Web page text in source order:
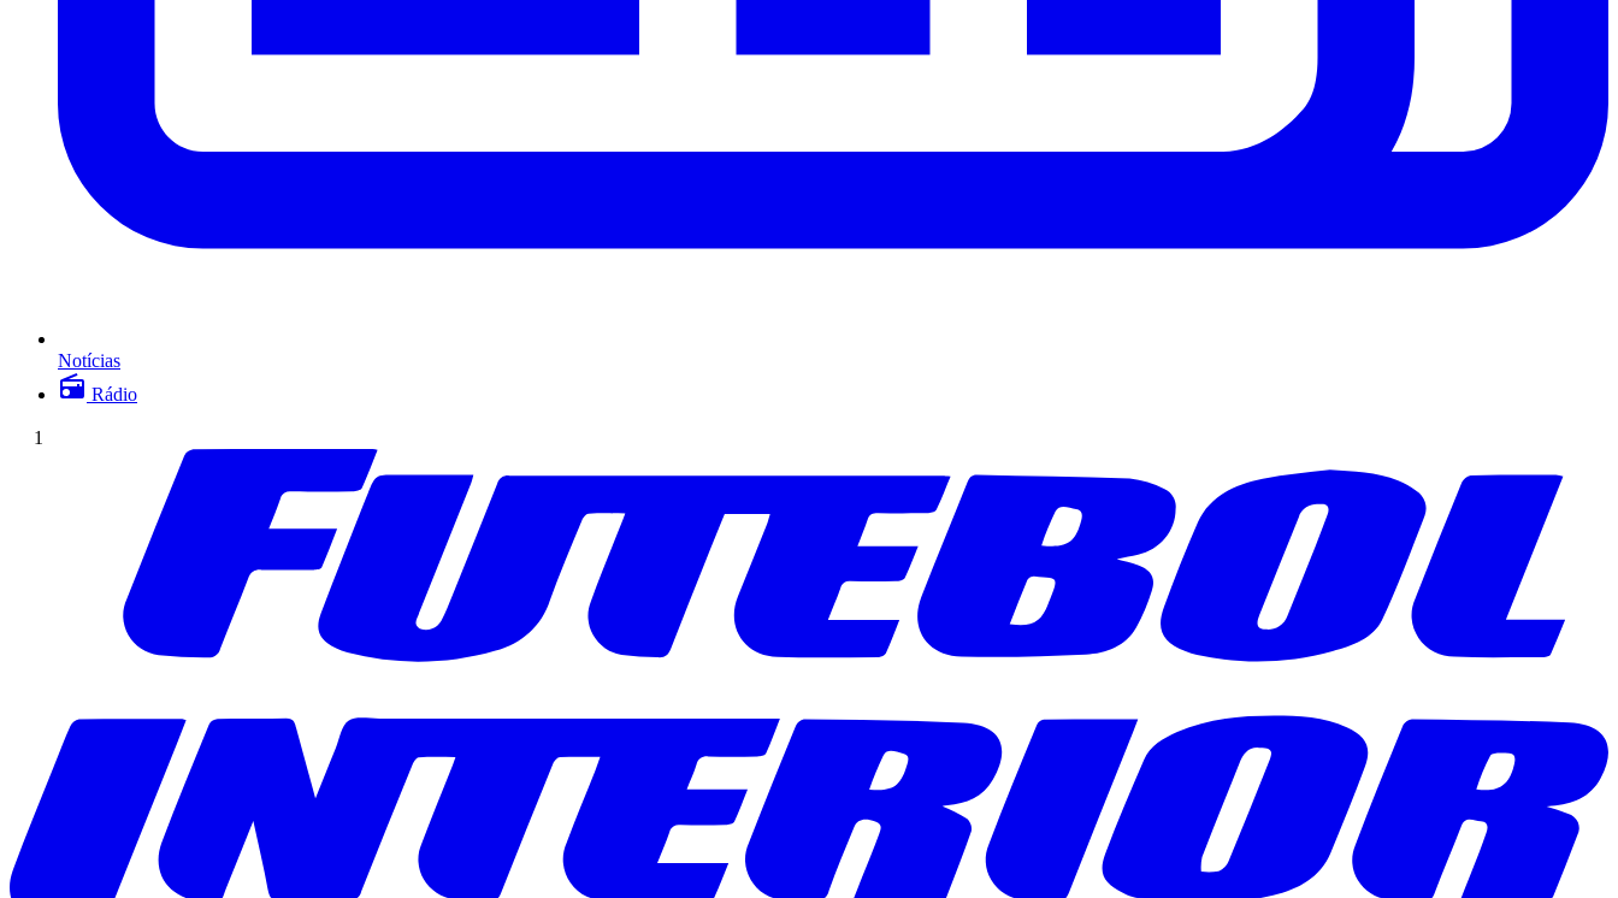
Notícias
Rádio
1